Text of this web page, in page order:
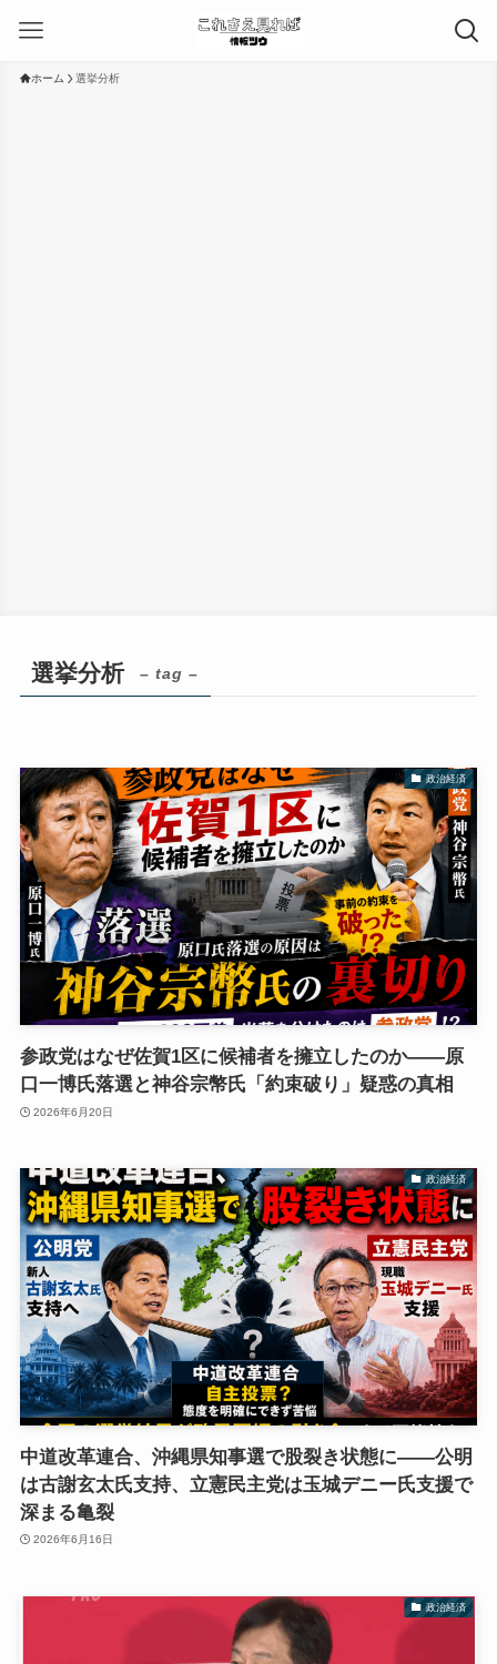
ホーム 選挙分析
選挙分析 – tag –
政治経済
参政党はなぜ佐賀1区に候補者を擁立したのか――原
口一博氏落選と神谷宗幣氏「約束破り」疑惑の真相
2026年6月20日
政治経済
中道改革連合、沖縄県知事選で股裂き状態に――公明
は古謝玄太氏支持、立憲民主党は玉城デニー氏支援で
深まる亀裂
2026年6月16日
政治経済